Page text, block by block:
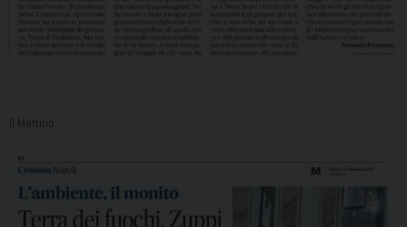
Il Mattino